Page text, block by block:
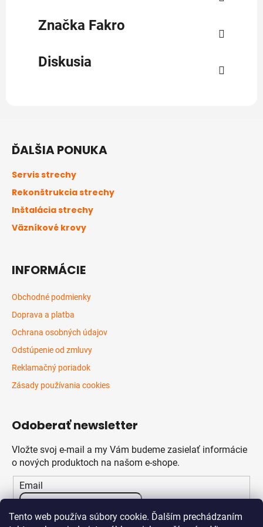
Tento web používa súbory cookie. Ďalším prechádzaním
Značka Fakro
Diskusia
ĎALŠIA PONUKA
Servis strechy
Rekonštrukcia strechy
Inštalácia strechy
Väzníkové krovy
INFORMÁCIE
Obchodné podmienky
Doprava a platba
Ochrana osobných údajov
Odstúpenie od zmluvy
Reklamačný poriadok
Zásady používania cookies
Odoberať newsletter
Vložte svoj e-mail a my Vám budeme zasielať informácie
o nových produktoch na našom e-shope.
Email
Vložením e-mailu súhlasíte spodmienkami ochrany